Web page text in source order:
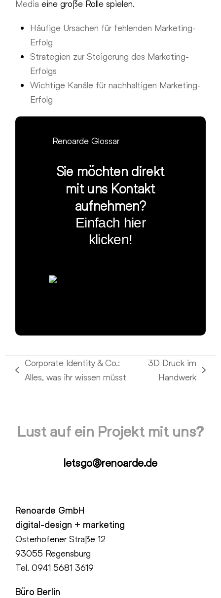
Media eine große Rolle spielen.
Häufige Ursachen für fehlenden Marketing-
Erfolg
Strategien zur Steigerung des Marketing-
Erfolgs
Wichtige Kanäle für nachhaltigen Marketing-
Erfolg
Renoarde Glossar
Sie möchten direkt
mit uns Kontakt
aufnehmen?
Einfach hier
klicken!
vorheriger
Corporate Identity & Co.:
Alles, was ihr wissen müsst
Nächster
3D Druck im
Handwerk
Lust auf ein Projekt mit uns?
letsgo@renoarde.de
Renoarde GmbH
digital-design + marketing
Osterhofener Straße 12
93055 Regensburg
Tel.0941 5681 3619
Büro Berlin